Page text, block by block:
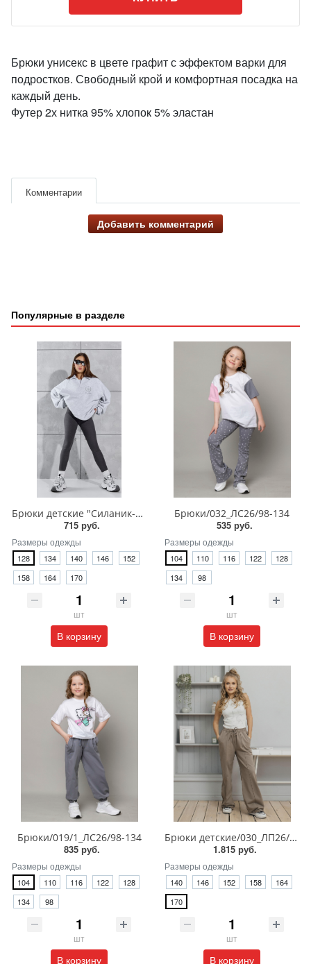
Брюки унисекс в цвете графит с эффектом варки для
подростков. Свободный крой и комфортная посадка на
каждый день.
Футер 2х нитка 95% хлопок 5% эластан
Комментарии
Добавить комментарий
Популярные в разделе
Брюки детские "Силаник-1"/ЛД-011
715 руб.
Размеры одежды
128 134 140 146
152
158
164 170
шт
В корзину
Брюки/032_ЛС26/98-134
535 руб.
Размеры одежды
104 110 116 122
128
134
98
шт
В корзину
Брюки/019/1_ЛС26/98-134
835 руб.
Размеры одежды
104 110 116 122
128
134
98
шт
В корзину
Брюки детские/030_ЛП26/140-170
1.815 руб.
Размеры одежды
140 146 152 158
164
170
шт
В корзину